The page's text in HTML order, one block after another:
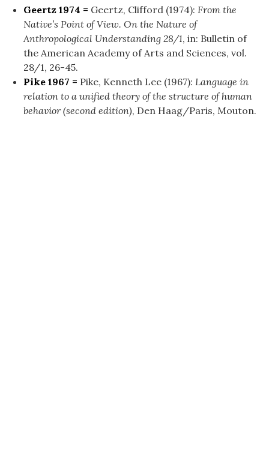
Geertz 1974 = Geertz, Clifford (1974): From the
Native’s Point of View. On the Nature of
Anthropological Understanding 28/1, in: Bulletin of
the American Academy of Arts and Sciences, vol.
28/1, 26-45.
Pike 1967 = Pike, Kenneth Lee (1967): Language in
relation to a unified theory of the structure of human
behavior (second edition), Den Haag/Paris, Mouton.